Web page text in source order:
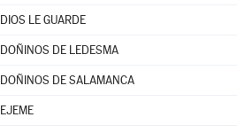
DIOS LE GUARDE
DOÑINOS DE LEDESMA
DOÑINOS DE SALAMANCA
EJEME